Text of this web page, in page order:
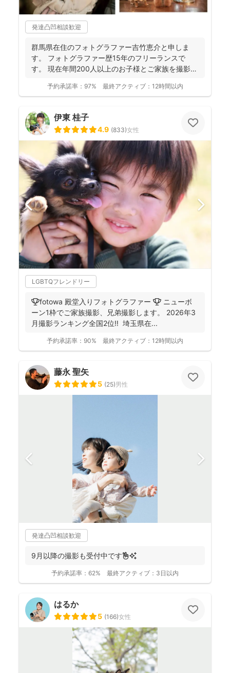
発達凸凹相談歓迎
群馬県在住のフォトグラファー吉竹恵介と申しま
す。 フォトグラファー歴15年のフリーランスで
す。 現在年間200人以上のお子様とご家族を撮影し
予約承諾率： 97% 最終アクティブ： 12時間以内
伊東 桂子
4.9 (833)女性
LGBTQフレンドリー
🏆fotowa 殿堂入りフォトグラファー 🏆 ニューボ
ーン1枠でご家族撮影、兄弟撮影します。 2026年3
月撮影ランキング全国2位‼️ 埼玉県在...
予約承諾率： 90% 最終アクティブ： 12時間以内
藤永 聖矢
5 (25)男性
発達凸凹相談歓迎
9月以降の撮影も受付中です✌️✨
予約承諾率： 62% 最終アクティブ： 3日以内
はるか
5 (166)女性